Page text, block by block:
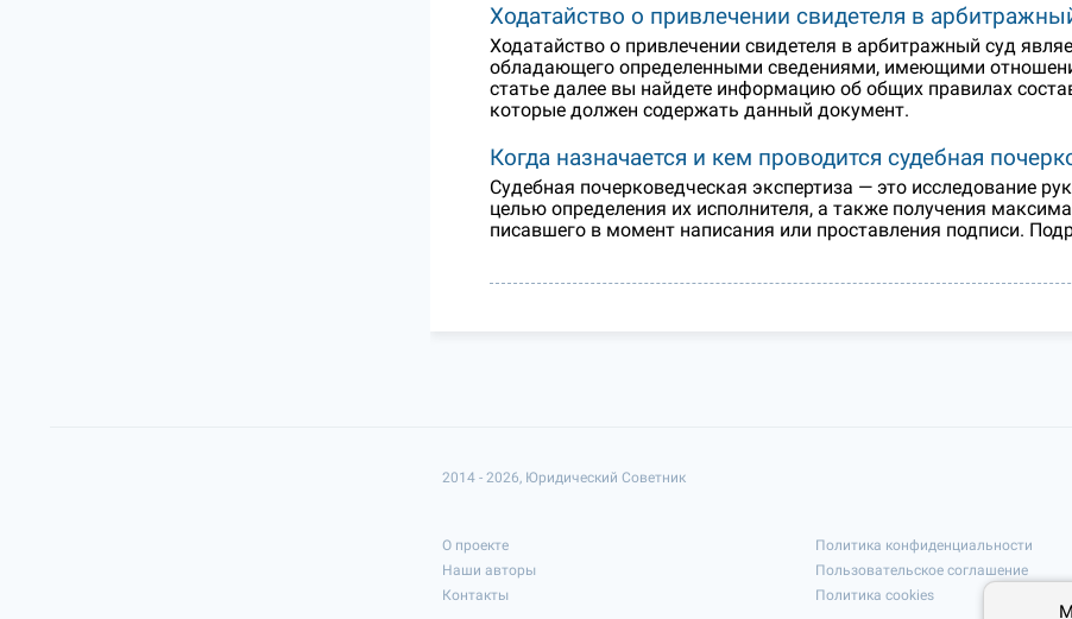
Ходатайство о привлечении свидетеля в
Ходатайство о привлечении свидетеля в арбитражный суд
обладающего определенными сведениями, имеющими
статье далее вы найдете информацию об общих правилах
которые должен содержать данный документ.
Когда назначается и кем проводится судебная
Судебная почерковедческая экспертиза — это исследование
целью определения их исполнителя, а также получения
писавшего в момент написания или проставления подписи.
2014 - 2026, Юридический Советник
О проекте
Наши авторы
Контакты
Политика конфиденциальности
Пользовательское соглашение
Политика cookies